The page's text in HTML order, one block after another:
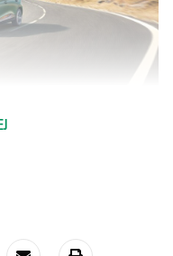
pričom predný má